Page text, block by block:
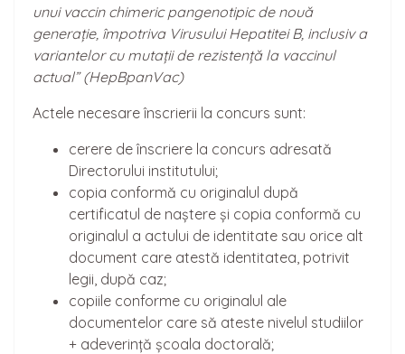
unui vaccin chimeric pangenotipic de nouă
generație, împotriva Virusului Hepatitei B, inclusiv a
variantelor cu mutații de rezistență la vaccinul
actual” (HepBpanVac)
Actele necesare înscrierii la concurs sunt:
cerere de înscriere la concurs adresată
Directorului institutului;
copia conformă cu originalul după
certificatul de naștere și copia conformă cu
originalul a actului de identitate sau orice alt
document care atestă identitatea, potrivit
legii, după caz;
copiile conforme cu originalul ale
documentelor care să ateste nivelul studiilor
+ adeverință școala doctorală;